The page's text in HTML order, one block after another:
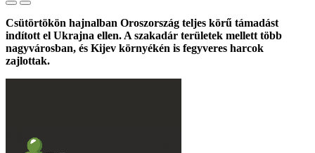
Csütörtökön hajnalban Oroszország teljes körű támadást
indított el Ukrajna ellen. A szakadár területek mellett több
nagyvárosban, és Kijev környékén is fegyveres harcok
zajlottak.